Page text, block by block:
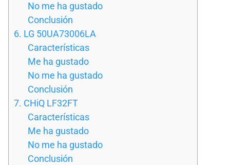
No me ha gustado
Conclusión
6. LG 50UA73006LA
Características
Me ha gustado
No me ha gustado
Conclusión
7. CHiQ LF32FT
Características
Me ha gustado
No me ha gustado
Conclusión